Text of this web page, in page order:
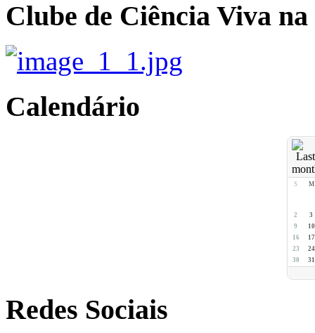
Clube de Ciência Viva
Calendário
S M
2
3
9
10
16
17
23
24
30
31
Redes Sociais